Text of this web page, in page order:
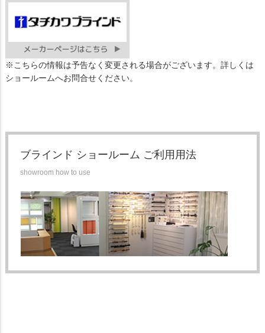
※こちらの情報は予告なく変更される場合がございます。詳しくは
ショールームへお問合せください。
ブラインド ショールーム ご利用用法
showroom how to use